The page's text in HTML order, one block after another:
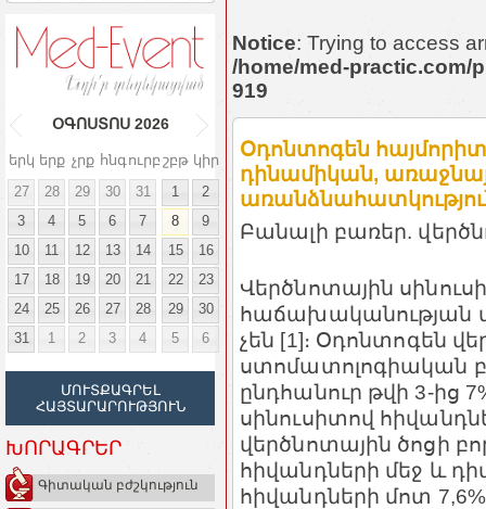
ՕԳՈՍՏՈՍ 2026
երկ երք չրք հնգուրբ շբթ կիր
27
28 29 30 31 1
2
3
4 5 6 7 8
9
10
11 12 13 14 15
16
17
18 19 20 21 22
23
24
25 26 27 28 29
30
31
1 2 3 4 5 6
ՄՈՒՏՔԱԳՐԵԼ
ՀԱՅՏԱՐԱՐՈՒԹՅՈՒՆ
ԽՈՐԱԳՐԵՐ
Գիտական բժշկություն
Notice: Trying to access
/home/med-practic.com/
919
Օդոնտոգեն
դինամիկան,
Բանալի բառեր.
Վերծնոտային
հաճախականության
չեն [1]։ Օդոնտոգեն
ստոմատոլոգիական
ընդհանուր թվի 3-ից
սինուսիտով
վերծնոտային ծոցի
հիվանդների մեջ և
հիվանդների մոտ